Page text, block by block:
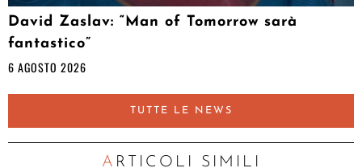
David Zaslav: “Man of Tomorrow sarà
fantastico”
6 AGOSTO 2026
TUTTE LE NEWS
ARTICOLI SIMILI